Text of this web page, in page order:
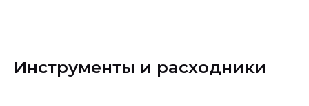
Инструменты и расходники